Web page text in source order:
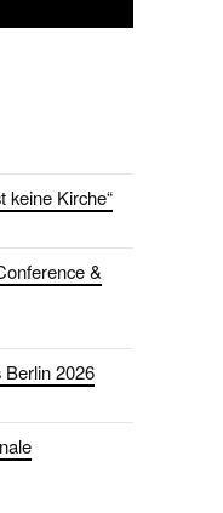
keine Kirche“
&
Berlin 2026